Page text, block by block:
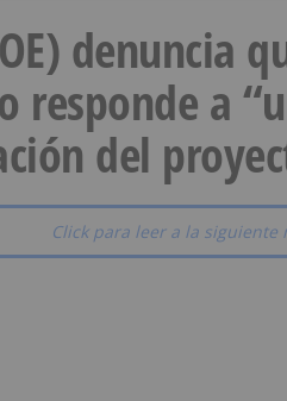
denuncia
responde a
del
Click para leer a la siguiente